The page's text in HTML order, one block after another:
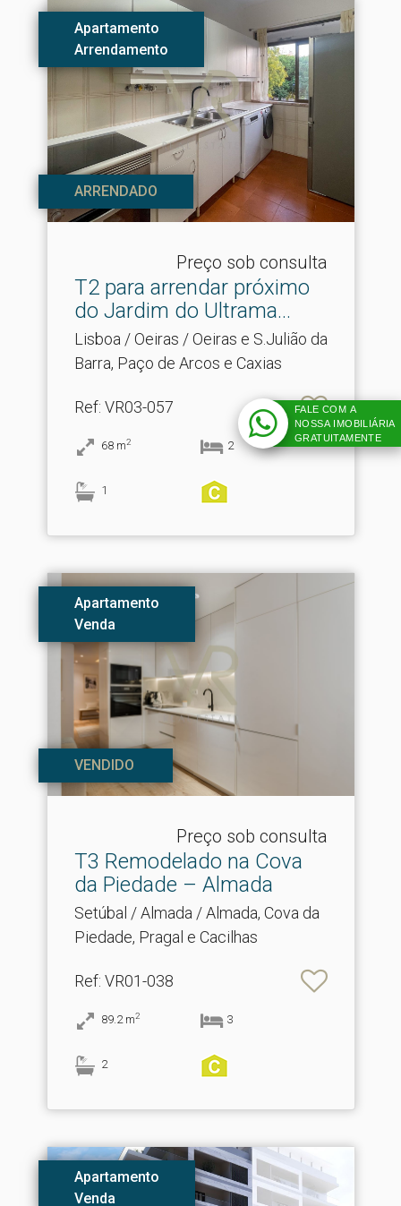
Apartamento
Arrendamento
ARRENDADO
Preço sob consulta
T2 para arrendar próximo
do Jardim do Ultrama.​..
Lisboa / Oeiras / Oeiras e S.Julião da
Barra, Paço de Arcos e Caxias
Ref: VR03-057
68 m2 2
1
Apartamento
Venda
VENDIDO
Preço sob consulta
T3 Remodelado na Cova
da Piedade – Almada
Setúbal / Almada / Almada, Cova da
Piedade, Pragal e Cacilhas
Ref: VR01-038
89.2 m2 3
2
Apartamento
Venda
FALE COM A
NOSSA IMOBILIÁRIA
GRATUITAMENTE